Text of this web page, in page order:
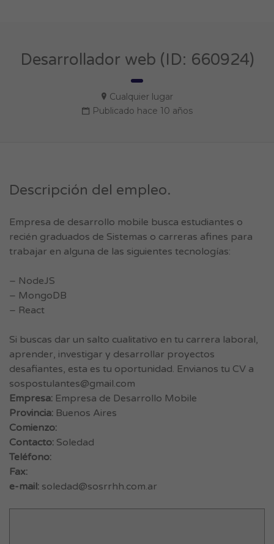
Desarrollador web (ID: 660924)
Cualquier lugar
Publicado hace 10 años
Descripción del empleo.
Empresa de desarrollo mobile busca estudiantes o
recién graduados de Sistemas o carreras afines para
trabajar en alguna de las siguientes tecnologías:
– NodeJS
– MongoDB
– React
Si buscas dar un salto cualitativo en tu carrera laboral,
aprender, investigar y desarrollar proyectos
desafiantes, esta es tu oportunidad. Envianos tu CV a
sospostulantes@gmail.com
Empresa: Empresa de Desarrollo Mobile
Provincia: Buenos Aires
Comienzo:
Contacto: Soledad
Teléfono:
Fax:
e-mail: soledad@sosrrhh.com.ar